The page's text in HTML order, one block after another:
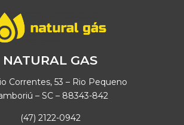
NATURAL GAS
Correntes, 53 – Rio Pequeno
– SC – 88343-842
(47) 2122-0942